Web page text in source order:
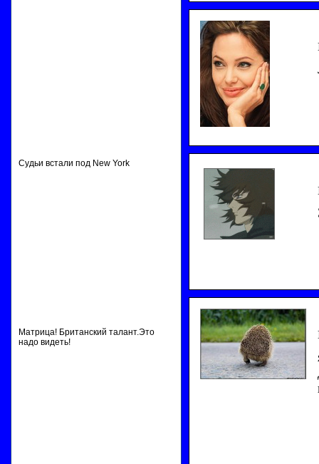
Судьи встали под New York
Матрица! Британский талант.Это
надо видеть!